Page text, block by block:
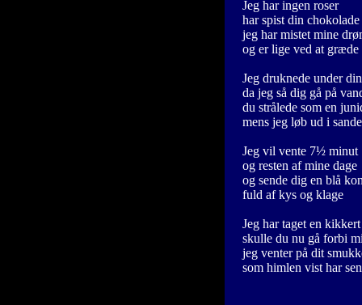
Jeg har ingen roser
har spist din chokolade
jeg har mistet mine
og er lige ved at græde
Jeg druknede under
da jeg så dig gå på
du strålede som en
mens jeg løb ud i
Jeg vil vente 7½ minut
og resten af mine dage
og sende dig en blå
fuld af kys og klage
Jeg har taget en
skulle du nu gå forbi
jeg venter på dit
som himlen vist har